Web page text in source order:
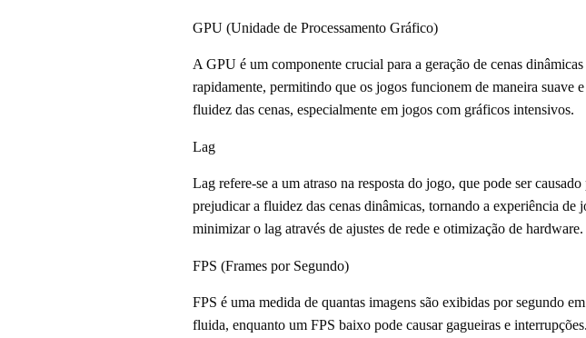
GPU (Unidade de Processamento Gráfico)
A GPU é um componente crucial para a geração de cenas
rapidamente, permitindo que os jogos funcionem de maneira
fluidez das cenas, especialmente em jogos com gráficos intensivos.
Lag
Lag refere-se a um atraso na resposta do jogo, que pode ser
prejudicar a fluidez das cenas dinâmicas, tornando a experiência
minimizar o lag através de ajustes de rede e otimização de hardware.
FPS (Frames por Segundo)
FPS é uma medida de quantas imagens são exibidas por segundo
fluida, enquanto um FPS baixo pode causar gagueiras e